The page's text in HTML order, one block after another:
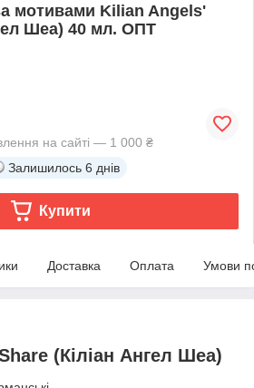
мотивами Kilian Angels'
Шеа) 40 мл. ОПТ
на сайті — 1 000 ₴
Залишилось 6 днів
Купити
Доставка Оплата Умови
(Кіліан Ангел Шеа)